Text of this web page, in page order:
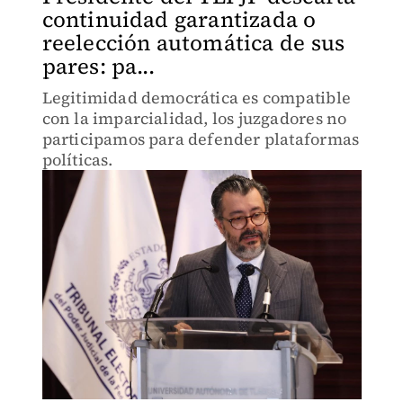
continuidad garantizada o
reelección automática de sus
pares: pa...
Legitimidad democrática es compatible
con la imparcialidad, los juzgadores no
participamos para defender plataformas
políticas.